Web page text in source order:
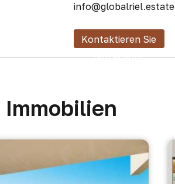
info@globalriel.estate
Kontaktieren Sie
den Makler